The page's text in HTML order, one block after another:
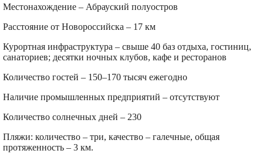
Местонахождение – Абрауский полуостров
Расстояние от Новороссийска – 17 км
Курортная инфраструктура – свыше 40 баз отдыха, гостиниц,
санаториев; десятки ночных клубов, кафе и ресторанов
Количество гостей – 150–170 тысяч ежегодно
Наличие промышленных предприятий – отсутствуют
Количество солнечных дней – 230
Пляжи: количество – три, качество – галечные, общая
протяженность – 3 км.